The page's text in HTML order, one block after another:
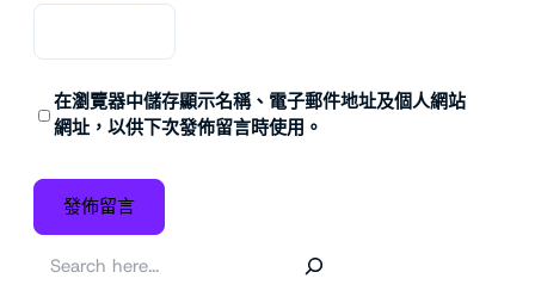
在瀏覽器中儲存顯示名稱、電子郵件地址及個人網站
網址，以供下次發佈留言時使用。